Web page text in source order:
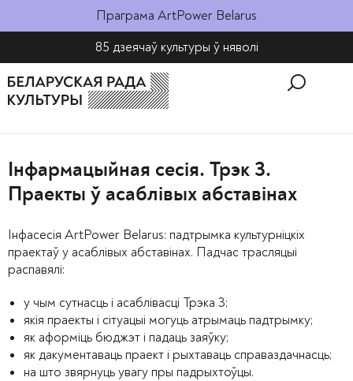
Праграма ArtPower Belarus
85 дзеячаў культуры ў няволі​
Інфармацыйная сесія. Трэк 3.
Праекты ў асаблівых абставінах
Інфасесія ArtPower Belarus: падтрымка культурніцкіх
праектаў у асаблівых абставінах. Падчас трасляцыі
распавялі:
у чым сутнасць і асаблівасці Трэка 3;
якія праекты і сітуацыі могуць атрымаць падтрымку;
як аформіць бюджэт і падаць заяўку;
як дакументаваць праект і рыхтаваць справаздачнасць;
на што звярнуць увагу пры падрыхтоўцы.